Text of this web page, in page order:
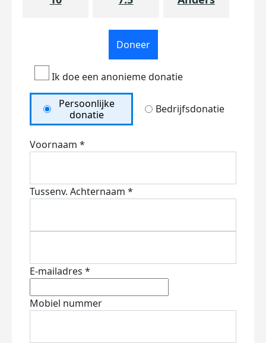
Doneer
Ik doe een anonieme donatie
Persoonlijke
donatie
Bedrijfsdonatie
Voornaam *
Tussenv. Achternaam *
E-mailadres *
Mobiel nummer